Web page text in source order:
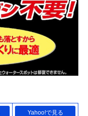
Yahoo!で見る